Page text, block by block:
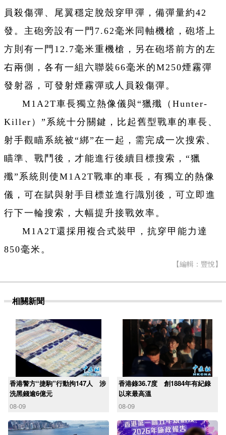
員殺傷彈、尾翼穩定脫殼穿甲彈，備彈量約42
發。主砲旁設有一門7.62毫米同軸機槍，砲塔上
方則有一門12.7毫米重機槍，另在砲塔前方的左
右兩側，各有一組六聯裝66毫米的M250煙霧彈
發射器，可發射煙霧彈或人員殺傷彈。
M1A2T車長獨立熱像儀與“獵殲（Hunter-
Killer）”系統十分關鍵，比起舊型戰車的車長、
射手觀瞄系統被“綁”在一起，需完成一次搜索、
瞄準、戰鬥後，才能進行後續目標搜索，“獵
殲”系統則使M1A2T戰車的車長，有獨立的熱像
儀，可在賦與射手目標並進行識別後，可立即進
行下一輪搜索，大幅提升接戰效率。
M1A2T還採用複合式裝甲，抗穿甲能力達
850毫米。
【編輯：豐悅】
相關新聞
香港警方“捷駒”行動拘147人 涉
洗黑錢逾6億元
08-09
香港錄36.7度 創1884年有紀錄
以來最高溫
08-09